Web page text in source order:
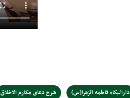
دارالبکاء فاطمه الزهرا(س) شرح دعای مکارم الاخلاق